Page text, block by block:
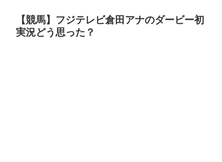
【競馬】フジテレビ倉田アナのダービー初
実況どう思った？